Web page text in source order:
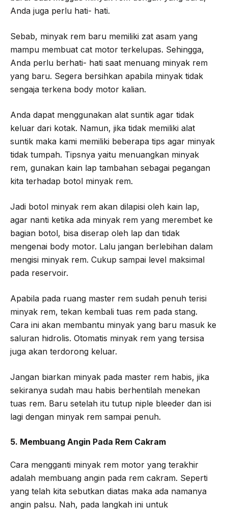
Anda juga perlu hati- hati.
Sebab, minyak rem baru memiliki zat asam yang
mampu membuat cat motor terkelupas. Sehingga,
Anda perlu berhati- hati saat menuang minyak rem
yang baru. Segera bersihkan apabila minyak tidak
sengaja terkena body motor kalian.
Anda dapat menggunakan alat suntik agar tidak
keluar dari kotak. Namun, jika tidak memiliki alat
suntik maka kami memiliki beberapa tips agar minyak
tidak tumpah. Tipsnya yaitu menuangkan minyak
rem, gunakan kain lap tambahan sebagai pegangan
kita terhadap botol minyak rem.
Jadi botol minyak rem akan dilapisi oleh kain lap,
agar nanti ketika ada minyak rem yang merembet ke
bagian botol, bisa diserap oleh lap dan tidak
mengenai body motor. Lalu jangan berlebihan dalam
mengisi minyak rem. Cukup sampai level maksimal
pada reservoir.
Apabila pada ruang master rem sudah penuh terisi
minyak rem, tekan kembali tuas rem pada stang.
Cara ini akan membantu minyak yang baru masuk ke
saluran hidrolis. Otomatis minyak rem yang tersisa
juga akan terdorong keluar.
Jangan biarkan minyak pada master rem habis, jika
sekiranya sudah mau habis berhentilah menekan
tuas rem. Baru setelah itu tutup niple bleeder dan isi
lagi dengan minyak rem sampai penuh.
5. Membuang Angin Pada Rem Cakram
Cara mengganti minyak rem motor yang terakhir
adalah membuang angin pada rem cakram. Seperti
yang telah kita sebutkan diatas maka ada namanya
angin palsu. Nah, pada langkah ini untuk